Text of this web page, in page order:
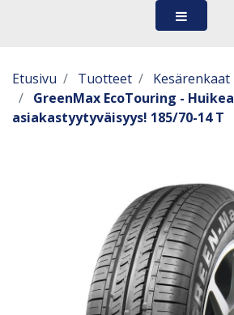
Etusivu Tuotteet Kesärenkaat
GreenMax EcoTouring - Huikea
asiakastyytyväisyys! 185/70-14 T